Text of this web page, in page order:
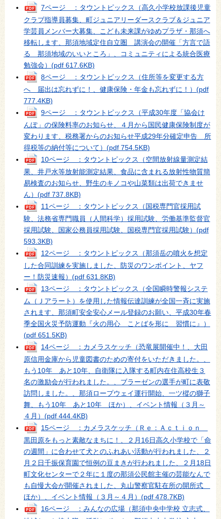
7ページ ：タウントピックス（高久小学校放課後児童
クラブ指導員募集、町ジュニアリーダースクラブ＆ジュニア
学芸員メンバー大募集、こども未来課がゆめプラザ・那須へ
移転します、那須地域定住自立圏 講演会の開催「方言で語
る 那須地域のいいところ」、コミュニティによる統合医療
勉強会） (pdf 617.6KB)
8ページ ：タウントピックス（住所等を変更する方
へ 届出は忘れずに！、健康保険・年金も忘れずに！） (pdf
777.4KB)
9ページ ：タウントピックス（平成30年度「協会け
んぽ」の保険料率のお知らせ、４月から国民健康保険制度が
変わります、税務署からのお知らせ平成29年分確定申告 所
得税等の納付等について） (pdf 754.5KB)
10ページ ：タウントピックス（空間放射線量測定結
果、井戸水等放射能測定結果、食品に含まれる放射性物質簡
易検査のお知らせ、野生のキノコや山菜類は出荷できませ
ん） (pdf 737.8KB)
11ページ ：タウントピックス（国税専門官採用試
験、法務省専門職員（人間科学）採用試験、労働基準監督官
採用試験、国家公務員採用試験、国税専門官採用試験） (pdf
593.3KB)
12ページ ：タウントピックス（那須岳の噴火を想定
した合同訓練を実施しました、防災のワンポイント、ヤフ
ー！防災速報） (pdf 631.8KB)
13ページ ：タウントピックス（全国瞬時警報システ
ム（Ｊアラート）を使用した情報伝達訓練が全国一斉に実施
されます、那須町安全安心メール登録のお願い、平成30年春
季全国火災予防運動『火の用心 ことばを形に 習慣に』）
(pdf 651.5KB)
14ページ ：カメラスケッチ（恐竜展開催中！、大田
原信用金庫から児童図書のための寄付をいただきました。、
もう10年 あと10年、自衛隊に入隊する町内在住高校生３
名の激励会が行われました。、ブラーゼンの選手が町に表敬
訪問しました。、那須ロープウェイ運行開始、一ツ樅の獅子
舞、もう10年 あと10年 ほか）、イベント情報（３月～
４月） (pdf 444.4KB)
15ページ ：カメラスケッチ（Ｒｅ：Ａｃｔｉｏｎ
黒田原をもっと素敵なまちに！、２月16日高久小学校で「命
の週間」に合わせて犬とのふれあい活動が行われました、２
月２日千振保育園で恒例の豆まきが行われました、２月18日
町文化センターで２年に１度の那須公民館主催の芸能なんで
も自慢大会が開催されました、丸山警察官駐在所の開所式
ほか）、イベント情報（３月～４月） (pdf 478.7KB)
16ページ ：みんなの広場（那須中央中学校 立志式、